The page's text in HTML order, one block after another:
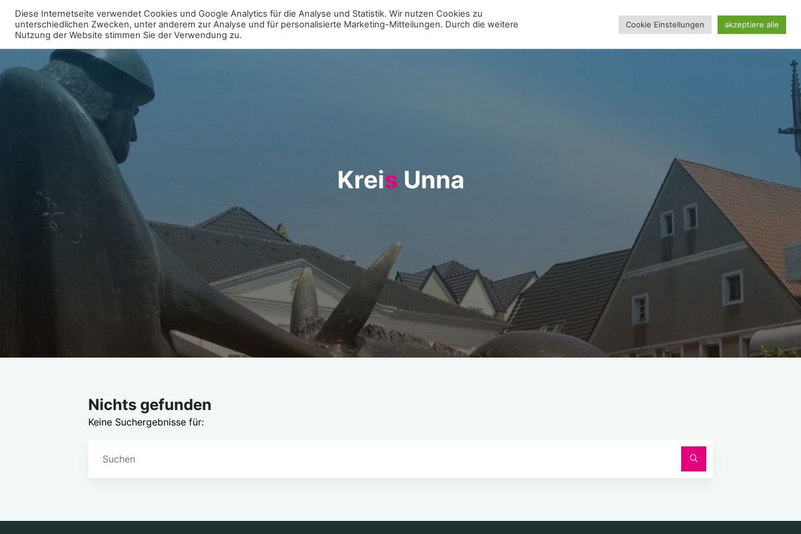
Zum
Inhalt
springen
WIR FÜR UNNA - FRAKTION MENÜ ZUR VEREINSSEITE
Kreis Unna
Nichts gefunden
Keine Suchergebnisse für:
Diese Internetseite verwendet Cookies und Google Analytics für die Analyse und Statistik. Wir nutzen Cookies zu
unterschiedlichen Zwecken, unter anderem zur Analyse und für personalisierte Marketing-Mitteilungen. Durch die weitere
Nutzung der Website stimmen Sie der Verwendung zu.
Cookie Einstellungen akzeptiere alle